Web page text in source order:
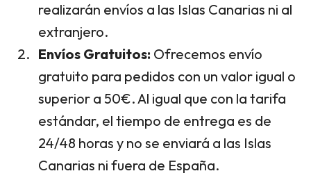
realizarán envíos a las Islas Canarias ni al
extranjero.
Envíos Gratuitos: Ofrecemos envío
gratuito para pedidos con un valor igual o
superior a 50€. Al igual que con la tarifa
estándar, el tiempo de entrega es de
24/48 horas y no se enviará a las Islas
Canarias ni fuera de España.